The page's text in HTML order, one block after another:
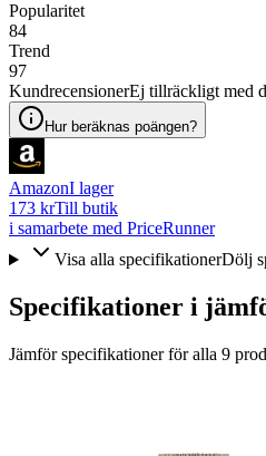
Popularitet
84
Trend
97
KundrecensionerEj tillräckligt med
Hur beräknas poängen?
AmazonI lager
173 krTill butik
i samarbete med PriceRunner
Visa alla specifikationerDölj
Specifikationer i
Jämför specifikationer för alla 9